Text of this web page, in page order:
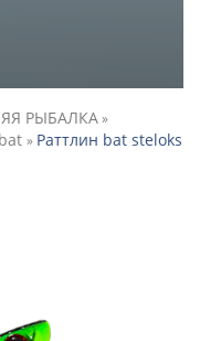
РЫБАЛКА»
» Раттлин bat steloks